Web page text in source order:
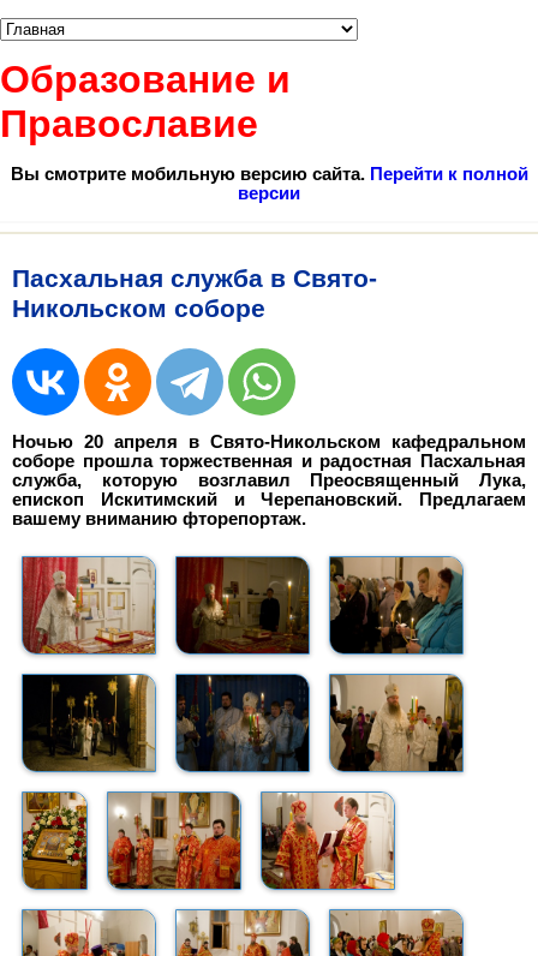
Образование и
Православие
Вы смотрите мобильную версию сайта. Перейти к полной
версии
Пасхальная служба в Свято-
Никольском соборе
Ночью 20 апреля в Свято-Никольском кафедральном
соборе прошла торжественная и радостная Пасхальная
служба, которую возглавил Преосвященный Лука,
епископ Искитимский и Черепановский. Предлагаем
вашему вниманию фторепортаж.